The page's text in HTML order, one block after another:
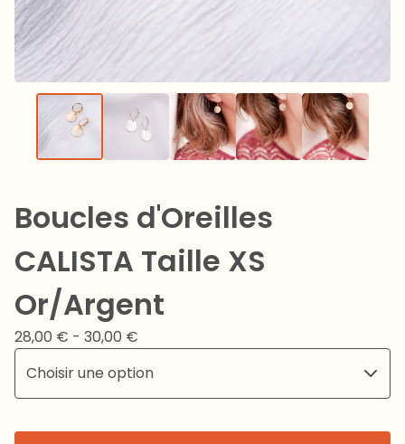
Boucles d'Oreilles
CALISTA Taille XS
Or/Argent
28,00 € - 30,00 €